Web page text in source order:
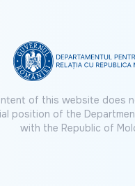
of this website does
position of the
with the Republic of